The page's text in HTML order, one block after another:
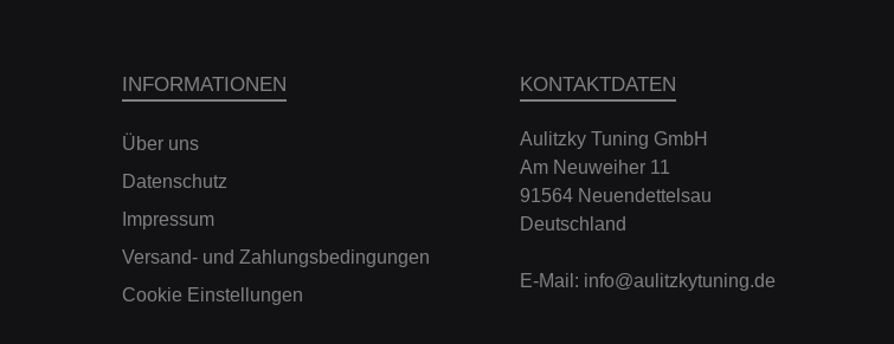
INFORMATIONEN
Über uns
Datenschutz
Impressum
Versand- und Zahlungsbedingungen
Cookie Einstellungen
KONTAKTDATEN
Aulitzky Tuning GmbH
Am Neuweiher 11
91564 Neuendettelsau
Deutschland
E-Mail: info@aulitzkytuning.de